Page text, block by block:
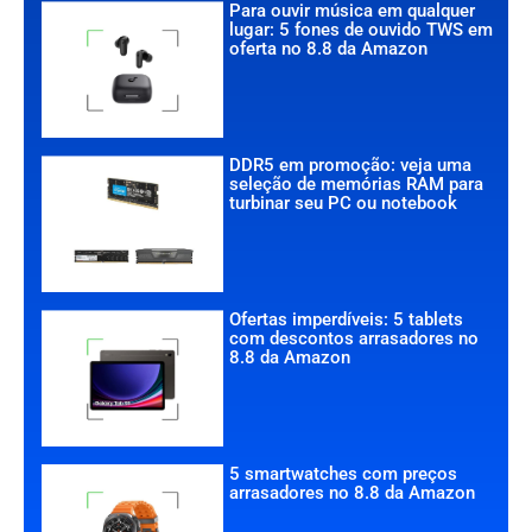
Para ouvir música em qualquer
lugar: 5 fones de ouvido TWS em
oferta no 8.8 da Amazon
DDR5 em promoção: veja uma
seleção de memórias RAM para
turbinar seu PC ou notebook
Ofertas imperdíveis: 5 tablets
com descontos arrasadores no
8.8 da Amazon
5 smartwatches com preços
arrasadores no 8.8 da Amazon